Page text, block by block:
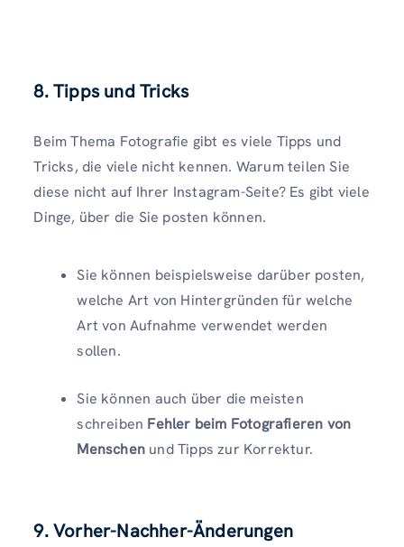
8. Tipps und Tricks
Beim Thema Fotografie gibt es viele Tipps und
Tricks, die viele nicht kennen. Warum teilen Sie
diese nicht auf Ihrer Instagram-Seite? Es gibt viele
Dinge, über die Sie posten können.
Sie können beispielsweise darüber posten,
welche Art von Hintergründen für welche
Art von Aufnahme verwendet werden
sollen.
Sie können auch über die meisten
schreiben Fehler beim Fotografieren von
Menschen und Tipps zur Korrektur.
9. Vorher-Nachher-Änderungen